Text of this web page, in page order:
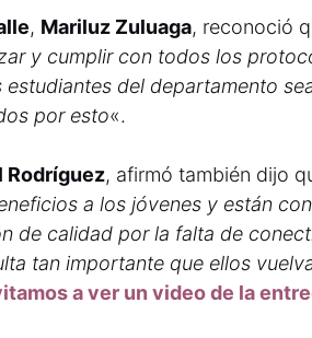
, Mariluz Zuluaga, reconoció
y cumplir con todos los
del departamento
por esto«.
Rodríguez, afirmó también dijo
a los jóvenes y están
de calidad por la falta de
tan importante que ellos
a ver un video de la